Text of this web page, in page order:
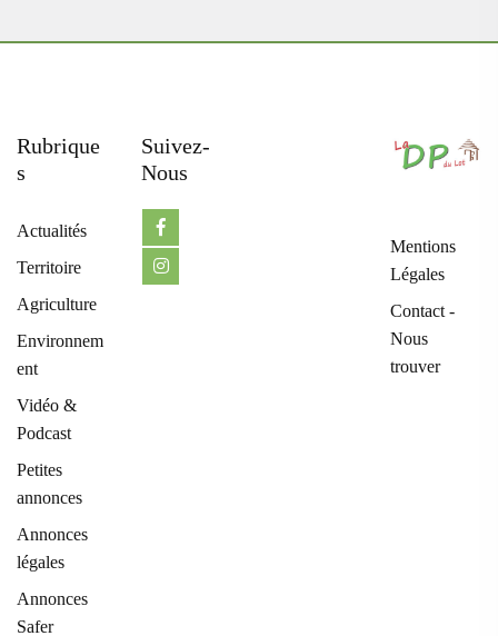
Rubrique
S
Actualités
Territoire
Agriculture
Environnem
ent
Vidéo &
Podcast
Petites
annonces
Annonces
légales
Annonces
Safer
Suivez-
Nous
Mentions
Légales
Contact -
Nous
trouver